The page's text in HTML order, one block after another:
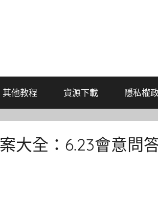
其他教程 資源下載 隱私權
大全：6.23會意問